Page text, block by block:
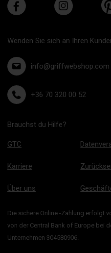
Wenden Sie sich an Ihren
info@griffwebshop.com
+36 70 320 00 52
Brauchst du Hilfe?
GTC
Karriere
Über uns
Die sichere Online -Zahlung erfolgt
von der Central Bank of Europe bei
Unternehmen 304580906.